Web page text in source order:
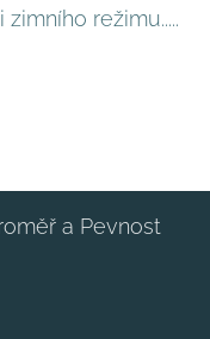
režimu.....
a Pevnost